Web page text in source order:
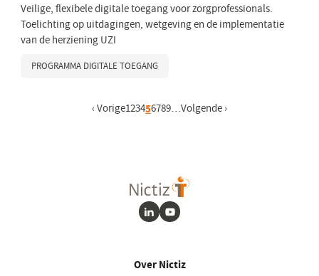
Veilige, flexibele digitale toegang voor zorgprofessionals.
Toelichting op uitdagingen, wetgeving en de implementatie
van de herziening UZI
PROGRAMMA DIGITALE TOEGANG
Vorige pagina
‹ VorigePagina
1Pagina
2Pagina
3Pagina
4Huidige pagina
5Pagina
6Pagina
7Pagina
8Pagina
9…Volgende pagina
Volgende ›
LinkedInYoutube
Over Nictiz